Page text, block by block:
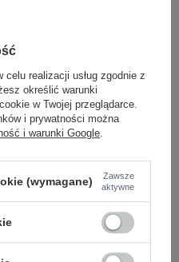
kolory (+2)
ZOBACZ CENĘ
realizacji usług zgodnie z
określić warunki
w Twojej przeglądarce.
i prywatności można
i warunki Google.
(wymagane)
Zawsze
aktywne